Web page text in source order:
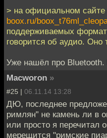
> на официальном сайте
boox.ru/
поддерживаемых
говорится об аудио. Оно
Уже нашёл про Bluetooth.
Macworon »
#25 | 06.11.14 13:28
ДЮ, последнее
римлян" не камень ли в
или просто я перечитал
мерещится "римские